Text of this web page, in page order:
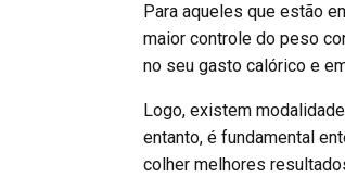
Para aqueles que estão
maior controle do peso
no seu gasto calórico e
Logo, existem
entanto, é fundamental
colher melhores